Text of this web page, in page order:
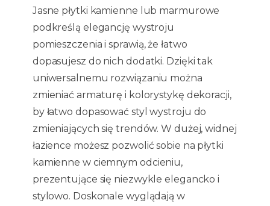
Jasne płytki kamienne lub marmurowe
podkreślą elegancję wystroju
pomieszczenia i sprawią, że łatwo
dopasujesz do nich dodatki. Dzięki tak
uniwersalnemu rozwiązaniu można
zmieniać armaturę i kolorystykę dekoracji,
by łatwo dopasować styl wystroju do
zmieniających się trendów. W dużej, widnej
łazience możesz pozwolić sobie na płytki
kamienne w ciemnym odcieniu,
prezentujące się niezwykle elegancko i
stylowo. Doskonale wyglądają w